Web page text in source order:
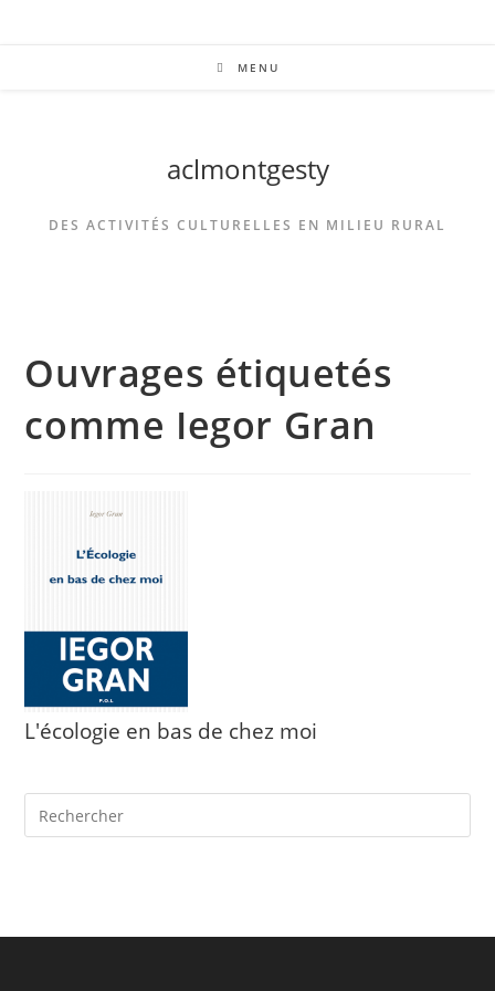
MENU
aclmontgesty
DES ACTIVITÉS CULTURELLES EN MILIEU RURAL
Ouvrages étiquetés
comme Iegor Gran
L'écologie en bas de chez moi